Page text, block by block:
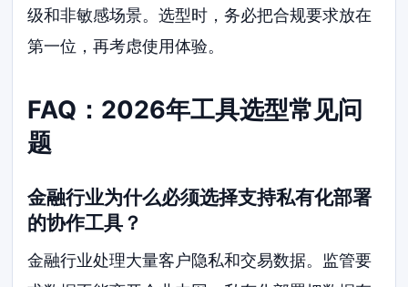
级和非敏感场景。选型时，务必把合规要求放在
第一位，再考虑使用体验。
FAQ：2026年工具选型常见问
题
金融行业为什么必须选择支持私有化部署
的协作工具？
金融行业处理大量客户隐私和交易数据。监管要